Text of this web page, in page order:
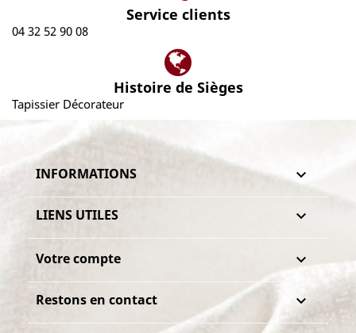
Service clients
04 32 52 90 08
Histoire de Sièges
Tapissier Décorateur
INFORMATIONS 
LIENS UTILES 
Votre compte 
Restons en contact 